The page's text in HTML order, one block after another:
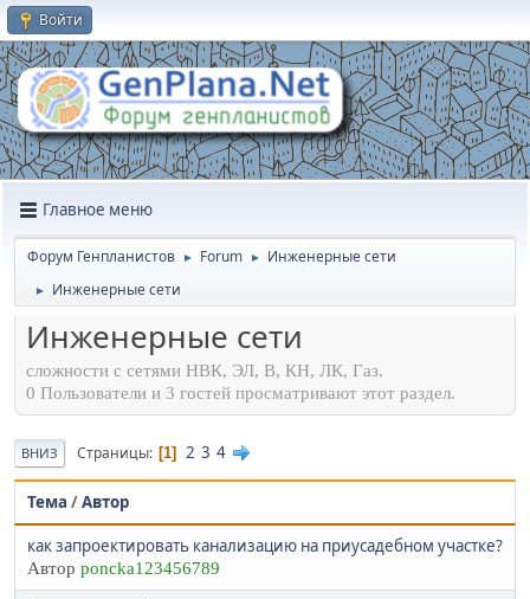
Войти
Главное меню
Форум Генпланистов ► Forum ► Инженерные сети
► Инженерные сети
Инженерные сети
сложности с сетями НВК, ЭЛ, В, КН, ЛК, Газ.
0 Пользователи и 3 гостей просматривают этот раздел.
ВНИЗ Страницы 1 2 3 4
Тема /Автор
как запроектировать канализацию на приусадебном участке?
Автор poncka123456789